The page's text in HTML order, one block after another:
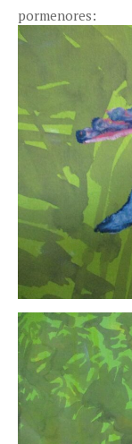
pormenores: